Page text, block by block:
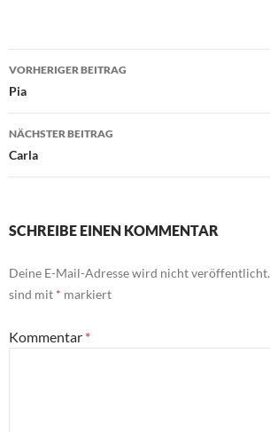
Beitragsnavigation
VORHERIGER BEITRAG
Pia
NÄCHSTER BEITRAG
Carla
SCHREIBE EINEN KOMMENTAR
Deine E-Mail-Adresse wird nicht veröffentlicht.
sind mit * markiert
Kommentar *